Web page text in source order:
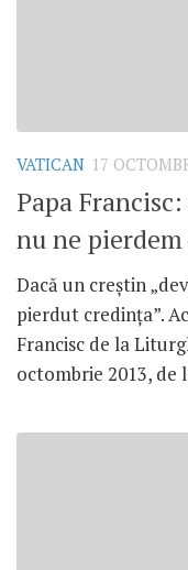
VATICAN 17
Papa
nu ne
Dacă un creştin
pierdut credinţa”.
Francisc de la
octombrie 2013, de